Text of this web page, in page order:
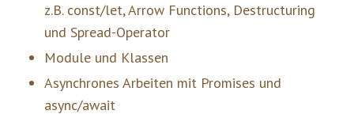
z.B. const/let, Arrow Functions, Destructuring
und Spread-Operator
Module und Klassen
Asynchrones Arbeiten mit Promises und
async/await